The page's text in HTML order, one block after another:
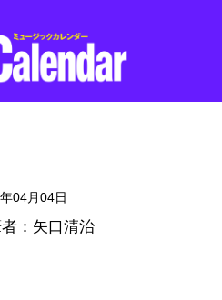
04月04日
：矢口清治